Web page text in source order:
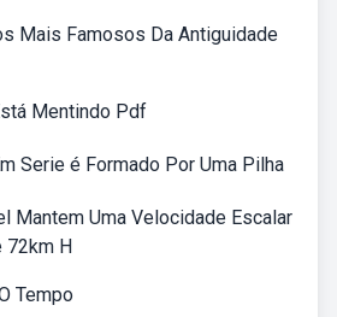
Mais Famosos Da Antiguidade
Mentindo Pdf
Serie é Formado Por Uma Pilha
Mantem Uma Velocidade Escalar
72km H
Tempo